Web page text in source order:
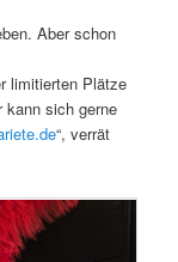
Aber schon
limitierten Plätze
kann sich gerne
“, verrät